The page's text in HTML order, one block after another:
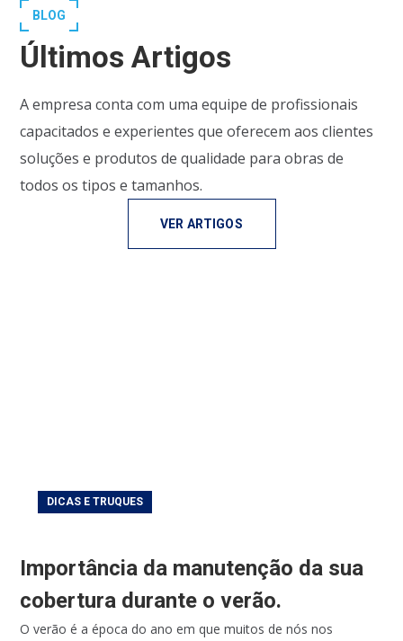
BLOG
Últimos Artigos
A empresa conta com uma equipe de profissionais
capacitados e experientes que oferecem aos clientes
soluções e produtos de qualidade para obras de
todos os tipos e tamanhos.
VER ARTIGOS
DICAS E TRUQUES
Importância da manutenção da sua
cobertura durante o verão.
O verão é a época do ano em que muitos de nós nos